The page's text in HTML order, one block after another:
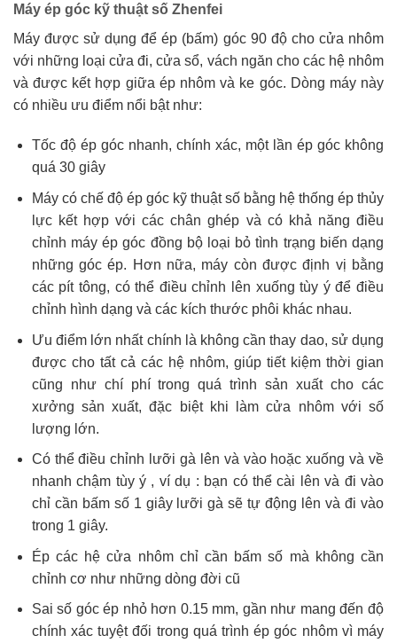
Máy ép góc kỹ thuật số Zhenfei
Máy được sử dụng để ép (bấm) góc 90 độ cho cửa nhôm
với những loại cửa đi, cửa sổ, vách ngăn cho các hệ nhôm
và được kết hợp giữa ép nhôm và ke góc. Dòng máy này
có nhiều ưu điểm nổi bật như:
Tốc độ ép góc nhanh, chính xác, một lần ép góc không
quá 30 giây
Máy có chế độ ép góc kỹ thuật số bằng hệ thống ép thủy
lực kết hợp với các chân ghép và có khả năng điều
chỉnh máy ép góc đồng bộ loại bỏ tình trạng biến dạng
những góc ép. Hơn nữa, máy còn được định vị bằng
các pít tông, có thể điều chỉnh lên xuống tùy ý để điều
chỉnh hình dạng và các kích thước phôi khác nhau.
Ưu điểm lớn nhất chính là không cần thay dao, sử dụng
được cho tất cả các hệ nhôm, giúp tiết kiệm thời gian
cũng như chí phí trong quá trình sản xuất cho các
xưởng sản xuất, đặc biệt khi làm cửa nhôm với số
lượng lớn.
Có thể điều chỉnh lưỡi gà lên và vào hoặc xuống và về
nhanh chậm tùy ý , ví dụ : bạn có thể cài lên và đi vào
chỉ cần bấm số 1 giây lưỡi gà sẽ tự động lên và đi vào
trong 1 giây.
Ép các hệ cửa nhôm chỉ cần bấm số mà không cần
chỉnh cơ như những dòng đời cũ
Sai số góc ép nhỏ hơn 0.15 mm, gần như mang đến độ
chính xác tuyệt đối trong quá trình ép góc nhôm vì máy